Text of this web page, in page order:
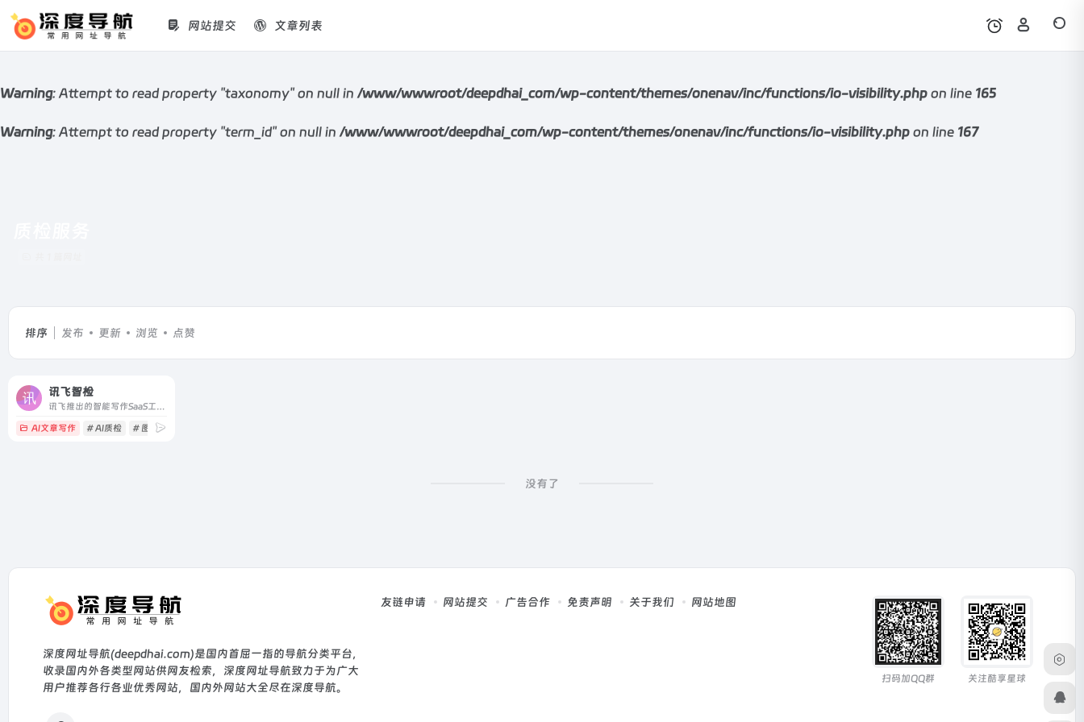
Warning: Attempt to read property "taxonomy" on null in /www/wwwroot/deepdhai_com/wp-content/themes/onenav/inc/functions/io-visibility.php on line 165
Warning: Attempt to read property "term_id" on null in /www/wwwroot/deepdhai_com/wp-content/themes/onenav/inc/functions/io-visibility.php on line 167
网站提交 文章列表
排序 发布 更新 浏览 点赞
讯飞智检
讯飞推出的智能写作SaaS工具，支持智能写作后的校对与合规审核
AI文章写作 # AI质检 # 图片合规检查
没有了
深度网址导航(deepdhai.com)是国内首屈一指的导航分类平台，
收录国内外各类型网站供网友检索，深度网址导航致力于为广大
用户推荐各行各业优秀网站，国内外网站大全尽在深度导航。
友链申请 网站提交 广告合作 免责声明 关于我们 网站地图
扫码加QQ群 关注酷享星球